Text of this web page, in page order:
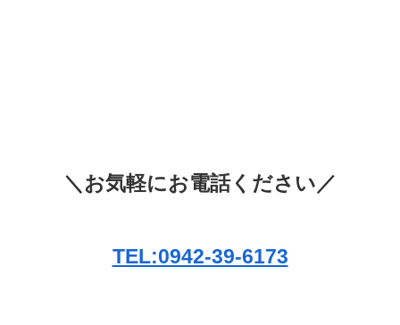
＼お気軽にお電話ください／
TEL:0942-39-6173